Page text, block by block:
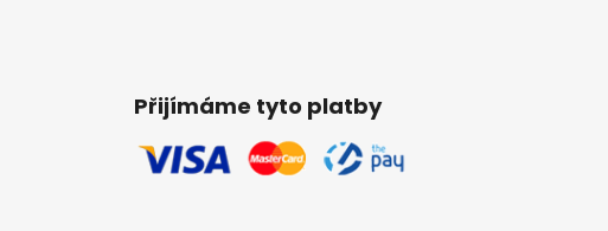
Přijímáme tyto platby